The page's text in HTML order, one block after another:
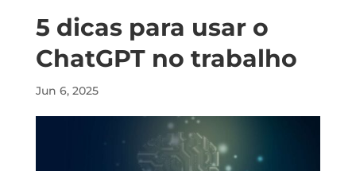
5 dicas para usar o
ChatGPT no trabalho
Jun 6, 2025